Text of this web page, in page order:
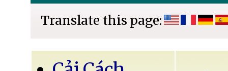
Translate this page: